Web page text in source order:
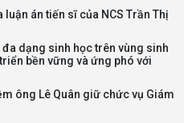
International Conference
2026 on “Earth, Mine and
of Strategic
án tiến sĩ của NCS Trần Thị
dạng sinh học trên vùng sinh
bền vững và ứng phó với
ông Lê Quân giữ chức vụ Giám